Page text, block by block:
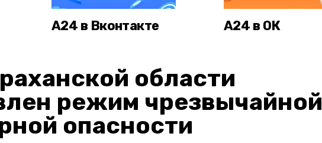
А24 в Вконтакте А24 в ОК
области
режим чрезвычайной
опасности